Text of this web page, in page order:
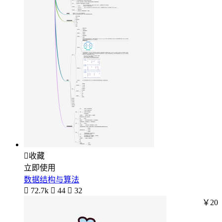
收藏
立即使用
数据结构与算法
 72.7k  44  32
￥20